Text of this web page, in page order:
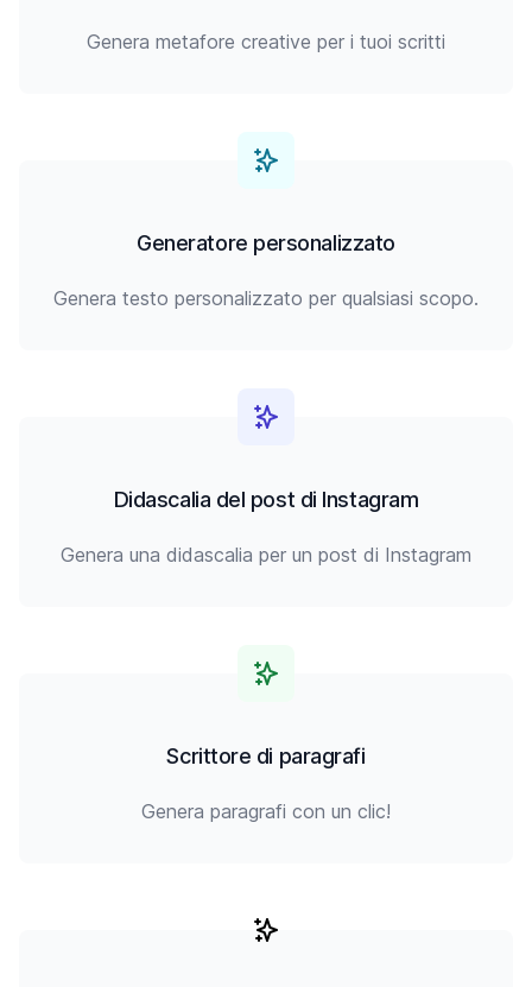
Genera metafore creative per i tuoi scritti
Generatore personalizzato
Genera testo personalizzato per qualsiasi scopo.
Didascalia del post di Instagram
Genera una didascalia per un post di Instagram
Scrittore di paragrafi
Genera paragrafi con un clic!